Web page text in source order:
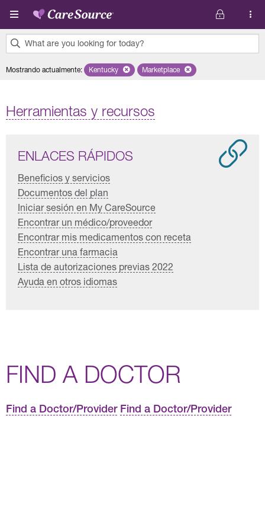
Pasar al contenido principal
What are you looking for today?
results
Mostrando actualmente: Remove selected state 'Kentucky'
Kentucky Remove selected plan
Marketplace
Herramientas y recursos
ENLACES RÁPIDOS
Beneficios y servicios
Documentos del plan
Iniciar sesión en My CareSource
Encontrar un médico/proveedor
Encontrar mis medicamentos con receta
Encontrar una farmacia
Lista de autorizaciones previas 2022
Ayuda en otros idiomas
FIND A DOCTOR
Find a Doctor/Provider Find a Doctor/Provider